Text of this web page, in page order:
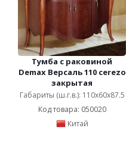
Тумба с раковиной
Demax Версаль 110 cerezo
закрытая
Габариты (ш.г.в.): 110x60x87.5
Код товара: 050020
Китай